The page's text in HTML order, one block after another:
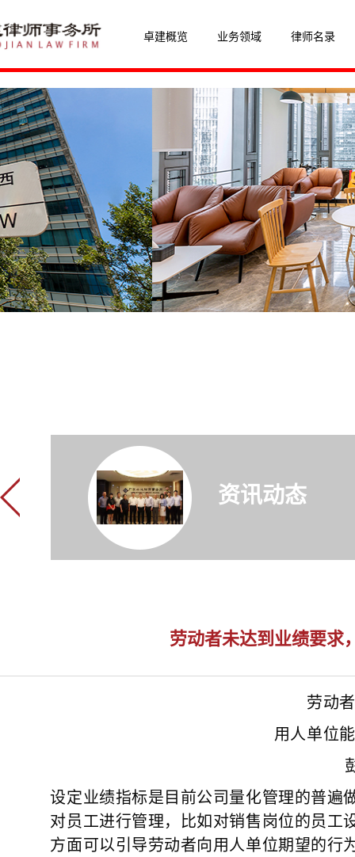
卓建概览 业务领域 律师名录
资讯动态
劳动者未达到业绩要求
劳动
用人单位
设定业绩指标是目前公司量化管理的普遍
对员工进行管理，比如对销售岗位的员工
方面可以引导劳动者向用人单位期望的行